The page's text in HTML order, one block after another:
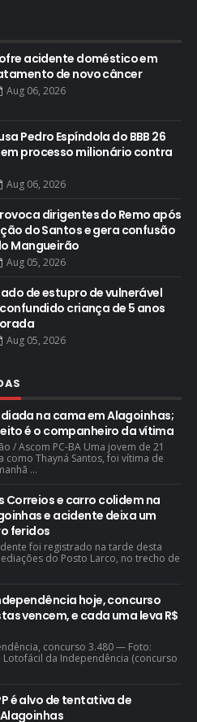
acidente doméstico em
de novo câncer
Aug 06, 2026
Pedro Espíndola do BBB 26
processo milionário contra
Aug 06, 2026
dirigentes do Remo após
do Santos e gera confusão
Mangueirão
Aug 05, 2026
de estupro de vulnerável
criança de 5 anos
Aug 05, 2026
na cama em Alagoinhas;
é o companheiro da vítima
/ Ascom PC-BA Uma jovem de 21
como Thayná Santos, foi vítima de
...
Correios e carro colidem na
e acidente deixa um
feridos
foi registrado na tarde desta
do Posto Larco, no trecho de
hoje, concurso
vencem, e cada uma leva R$
concurso 3.480 — Foto:
da Independência (concurso
é alvo de tentativa de